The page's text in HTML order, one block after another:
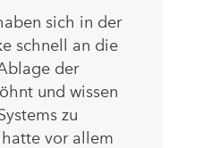
sich in der
schnell an die
der
und wissen
zu
hatte vor allem